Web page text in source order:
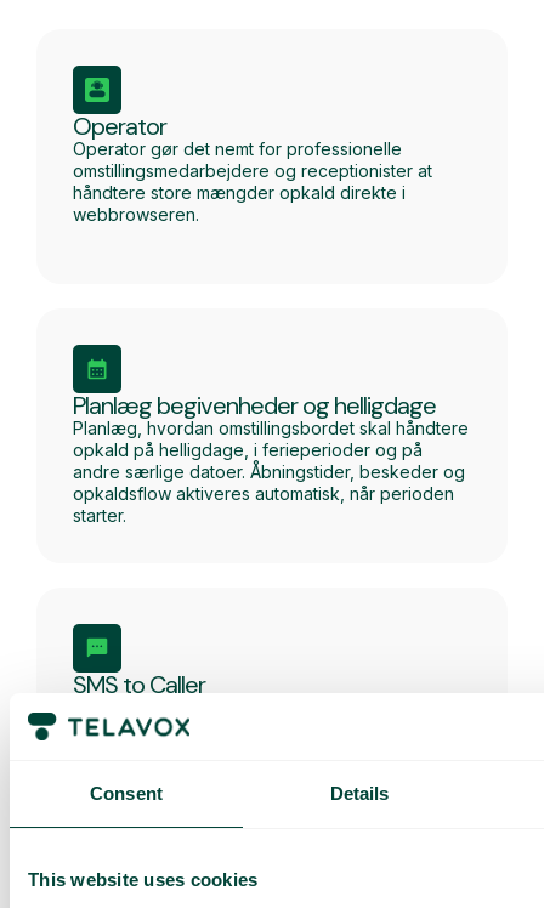
Consent Details
This website uses cookies
Operator
Operator gør det nemt for professionelle
omstillingsmedarbejdere og receptionister at
håndtere store mængder opkald direkte i
webbrowseren.
Planlæg begivenheder og helligdage
Planlæg, hvordan omstillingsbordet skal håndtere
opkald på helligdage, i ferieperioder og på
andre særlige datoer. Åbningstider, beskeder og
opkaldsflow aktiveres automatisk, når perioden
starter.
SMS to Caller
SMS før, under eller efter et indgående opkald.